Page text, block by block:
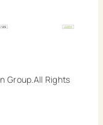
Group.All Rights